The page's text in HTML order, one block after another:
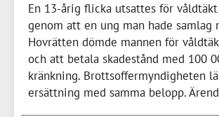
En 13-årig flicka utsattes för
genom att en ung man hade samlag
Hovrätten dömde mannen för
och att betala skadestånd med 100
kränkning. Brottsoffermyndigheten
ersättning med samma belopp.